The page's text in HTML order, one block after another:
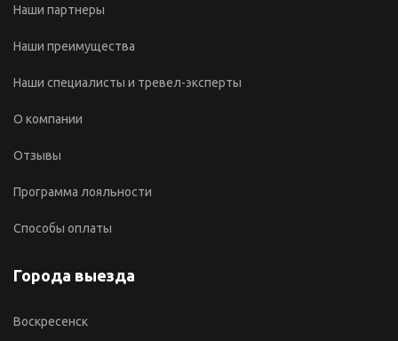
Наши партнеры
Наши преимущества
Наши специалисты и тревел-эксперты
О компании
Отзывы
Программа лояльности
Способы оплаты
Города выезда
Воскресенск